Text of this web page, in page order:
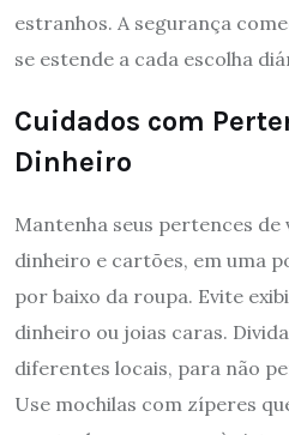
estranhos. A segurança
se estende a cada escolha
Cuidados com
Dinheiro
Mantenha seus pertences
dinheiro e cartões, em uma
por baixo da roupa. Evite
dinheiro ou joias caras.
diferentes locais, para não
Use mochilas com zíperes